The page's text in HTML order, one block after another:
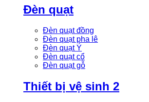
Đèn quạt
Đèn quạt đồng
Đèn quạt pha lê
Đèn quạt Ý
Đèn quạt cổ
Đèn quạt gỗ
Thiết bị vệ sinh 2